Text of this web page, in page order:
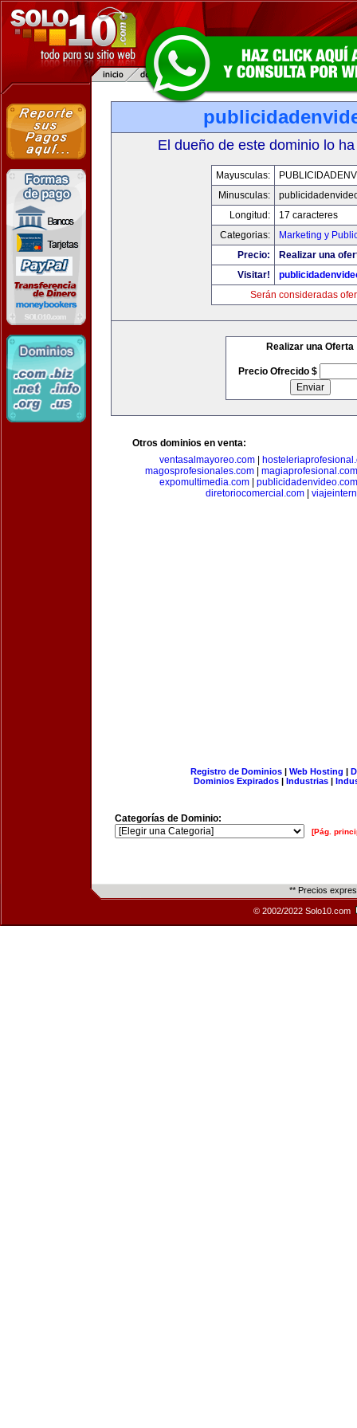
El dueño de este dominio lo
Mayusculas:
Minusculas:
Longitud:
17 caracteres
Categorias:
Marketing y
Precio:
Realizar una
Visitar!
Serán consideradas
Realizar una Oferta
Precio Ofrecido $
Otros dominios en venta:
ventasalmayoreo.com
magosprofesionales.com
magiaprofesional.com
expomultimedia.com
publicidadenvideo.com
diretoriocomercial.com
Registro de Dominios| Web Hosting |
Dominios Expirados | Industrias |
Categorías de Dominio:
[Pág.
** Precios
© 2002/2022 Solo10.com